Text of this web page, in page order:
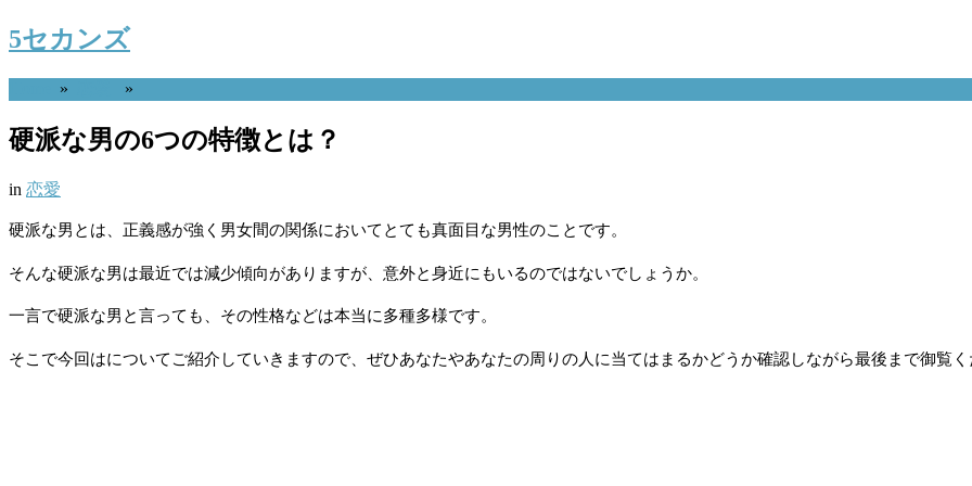
5セカンズ
» »
硬派な男の6つの特徴とは？
in 恋愛
硬派な男とは、正義感が強く男女間の関係においてとても真面目な男性のことです。
そんな硬派な男は最近では減少傾向がありますが、意外と身近にもいるのではないでしょうか。
一言で硬派な男と言っても、その性格などは本当に多種多様です。
そこで今回はについてご紹介していきますので、ぜひあなたやあなたの周りの人に当てはまるかどうか確認しながら最後まで御覧